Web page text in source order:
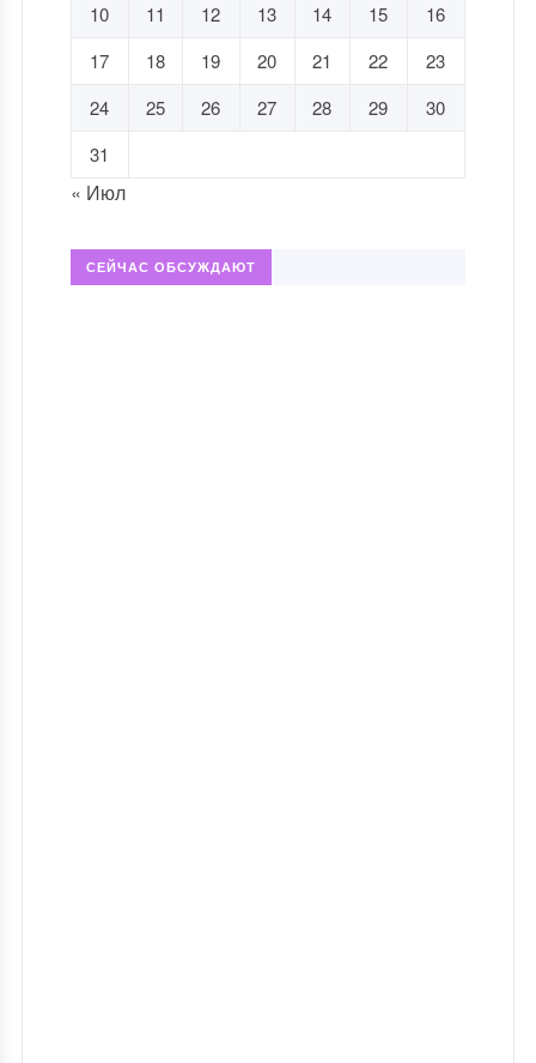
10
11 12 13 14 15
16
17
18 19 20 21 22
23
24
25 26 27 28 29
30
31
« Июл
СЕЙЧАС ОБСУЖДАЮТ